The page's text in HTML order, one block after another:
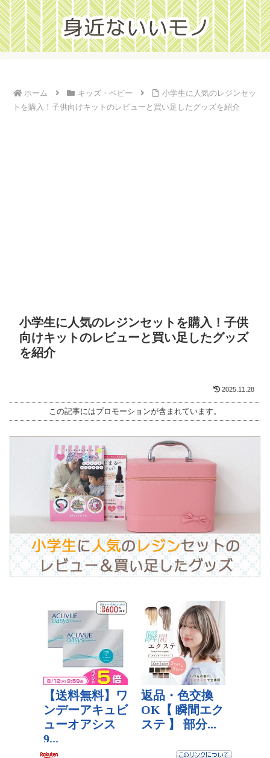
ホーム キッズ・ベビー
小学生に人気のレジンセッ
トを購入！子供向けキットのレビューと買い足したグッズを紹介
小学生に人気のレジンセットを購入！子供
向けキットのレビューと買い足したグッズ
を紹介
2025.11.28
この記事にはプロモーションが含まれています。